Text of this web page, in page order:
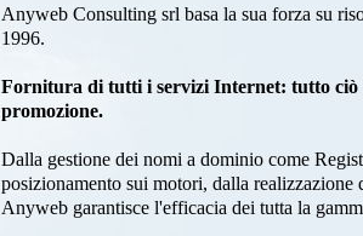
Anyweb Consulting srl basa la sua forza su
1996.
Fornitura di tutti i servizi Internet: tutto ciò
promozione.
Dalla gestione dei nomi a dominio come
posizionamento sui motori, dalla
Anyweb garantisce l'efficacia dei tutta la